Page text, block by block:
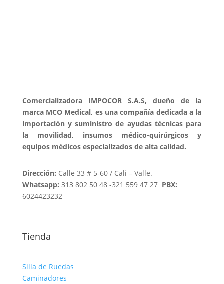
Comercializadora IMPOCOR S.A.S, dueño de la
marca MCO Medical, es una compañía dedicada a la
importación y suministro de ayudas técnicas para
la movilidad, insumos médico-quirúrgicos y
equipos médicos especializados de alta calidad.
Dirección: Calle 33 # 5-60 / Cali – Valle.
Whatsapp: 313 802 50 48 -321 559 47 27 PBX:
6024423232
Tienda
Silla de Ruedas
Caminadores